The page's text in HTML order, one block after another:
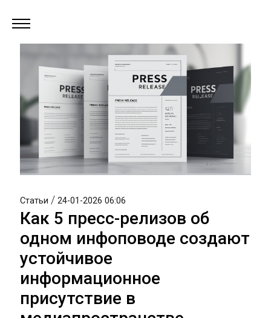
Статьи / 24-01-2026 06:06
Как 5 пресс-релизов об
одном инфоповоде создают
устойчивое
информационное
присутствие в